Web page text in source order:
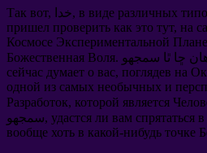
Так вот , خدا, в виде различных
пришел проверить как это тут, на
Космосе Экспериментальной
Божественная Воля
сейчас думает о вас, поглядев на
одной из самых необычных и
Разработок, которой является
سمجهو, удастся ли вам спрятаться
вообще хоть в какой-нибудь точке